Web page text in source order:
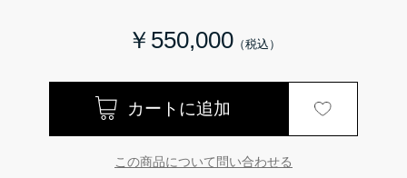
￥550,000
この商品について問い合わせる